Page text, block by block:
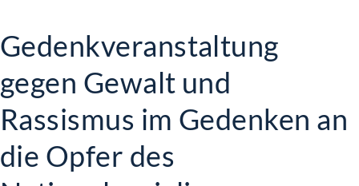
Gedenkveranstaltung
gegen Gewalt und
Rassismus im Gedenken an
die Opfer des